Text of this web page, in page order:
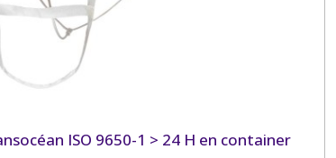
ISO 9650-1 > 24 H en container